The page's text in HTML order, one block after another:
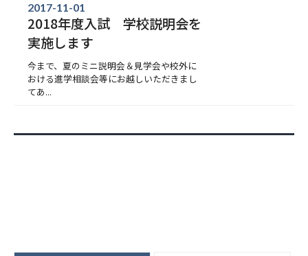
2017-11-01
2018年度入試 学校説明会を
実施します
今まで、夏のミニ説明会＆見学会や校外に
おける進学相談会等にお越しいただきまし
てあ...